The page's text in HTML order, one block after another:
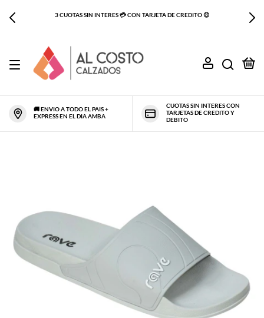
PRIMER CAMBIO GRATIS - SINO TE GUSTO O NO ES TU TALLE TE LO
CAMBIAMOS SIN CARGO
🚚 ENVIO A TODO EL PAIS +
EXPRESS EN EL DIA AMBA
CUOTAS SIN INTERES CON
TARJETAS DE CREDITO Y
DEBITO